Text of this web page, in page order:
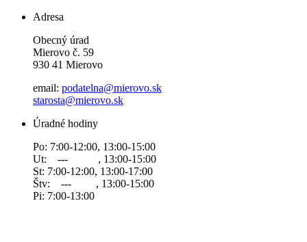
Adresa
Obecný úrad
Mierovo č. 59
930 41 Mierovo
email: podatelna@mierovo.sk
starosta@mierovo.sk
Úradné hodiny
Po: 7:00-12:00, 13:00-15:00
Ut: --- , 13:00-15:00
St: 7:00-12:00, 13:00-17:00
Štv: --- , 13:00-15:00
Pi: 7:00-13:00